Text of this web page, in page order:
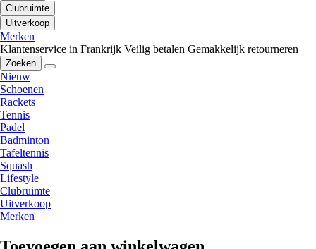
Clubruimte
Uitverkoop
Merken
Klantenservice in Frankrijk Veilig betalen Gemakkelijk retourneren
Zoeken
Nieuw
Schoenen
Rackets
Tennis
Padel
Badminton
Tafeltennis
Squash
Lifestyle
Clubruimte
Uitverkoop
Merken